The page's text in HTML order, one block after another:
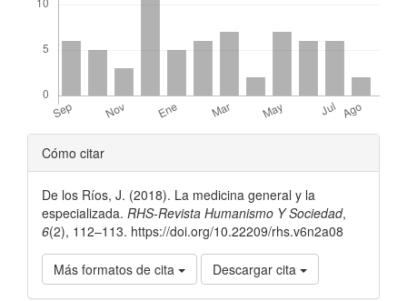
Detalles
del
artículo
Cómo citar
De los Ríos, J. (2018). La medicina general y la
especializada. RHS-Revista Humanismo Y Sociedad,
6(2), 112–113. https://doi.org/10.22209/rhs.v6n2a08
Más formatos de cita Descargar cita